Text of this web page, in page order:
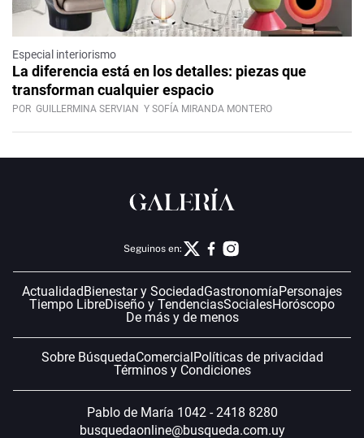
Especial interiorismo
La diferencia está en los detalles: piezas que
transforman cualquier espacio
POR GUILLERMINA SERVIAN Y SOFÍA MIRANDA MONTERO
Seguinos en:
Actualidad Bienestar y SociedadGastronomíaPersonajes
Tiempo LibreDiseño y TendenciasSocialesHoróscopo
De más y de menos
Sobre BúsquedaComercial Políticas de privacidad
Términos y Condiciones
Pablo de María 1042 - 2418 8280
busquedaonline@busqueda.com.uy